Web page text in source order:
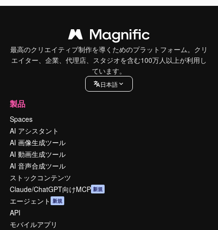
最高のクリエイティブ制作を導くためのプラットフォーム。クリ
エイター、企業、代理店、スタジオを含む100万人以上が利用し
ています。
日本語
製品
Spaces
AI アシスタント
AI 画像生成ツール
AI 動画生成ツール
AI 音声合成ツール
ストックコンテンツ
Claude/ChatGPT向けMCP 新規
エージェント 新規
API
モバイルアプリ